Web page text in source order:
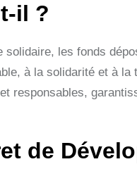
il ?
solidaire, les fonds
à la solidarité et à
responsables,
de